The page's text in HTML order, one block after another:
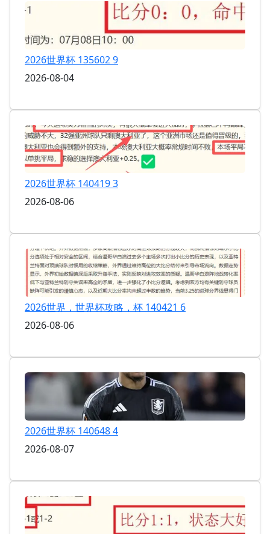
2026世界杯 135602 9
2026-08-04
2026世界杯 140419 3
2026-08-06
2026世界，世界杯攻略，杯 140421 6
2026-08-06
2026世界杯 140648 4
2026-08-07